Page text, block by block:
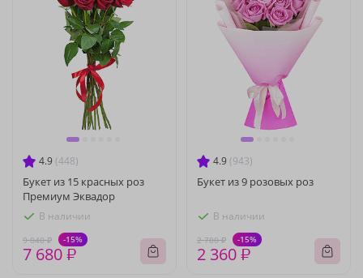
4.9 (448)
Букет из 15 красных роз
Премиум Эквадор
В наличии
9 040 ₽ -15%
7 680 ₽
4.9 (943)
Букет из 9 розовых роз
В наличии
2 780 ₽ -15%
2 360 ₽